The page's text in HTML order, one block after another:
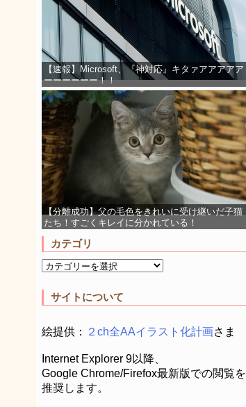
【速報】Microsoft、『神対応』キタァアアアアア
ーーーーーー！！
【分離成功】父の毛色をきれいに受け継いだ子猫
たち！すごくキレイに分かれている！
カテゴリ
サイトについて
絵提供： ２ch全AAイラスト化計画さま
Internet Explorer 9以降、
Google Chrome/Firefox最新版での閲覧を
推奨します。